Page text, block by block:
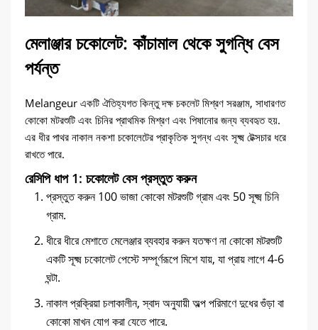
মেলাঞ্জার চকোলেট: কাঁচামাল থেকে সুগন্ধি বেস
পর্যন্ত
Melangeur একটি ঐতিহ্যগত কিন্তু দক্ষ চকলেট মিশ্রণ সরঞ্জাম, সাধারণত
কোকো মটরশুটি এবং চিনির প্রাথমিক মিশ্রণ এবং পিষানোর জন্য ব্যবহৃত হয়.
এর ধীর পাথর নাকাল নকশা চকোলেটের প্রাকৃতিক সুগন্ধ এবং সূক্ষ্ম টেক্সচার ধরে
রাখতে পারে.
রেসিপি ধাপ 1: চকোলেট বেস প্রস্তুত করুন
প্রস্তুত করুন 100 ভাজা কোকো মটরশুটি গ্রাম এবং 50 সূক্ষ্ম চিনি
গ্রাম.
ধীরে ধীরে মেশাতে মেলেঞ্জার ব্যবহার করুন যতক্ষণ না কোকো মটরশুটি
একটি সূক্ষ্ম চকোলেট পেস্টে সম্পূর্ণরূপে মিশে যায়, যা প্রায় লাগে 4-6
ঘন্টা.
নাকাল প্রক্রিয়া চলাকালীন, স্বাদ অনুযায়ী অল্প পরিমাণে দুধের গুঁড়া বা
কোকো মাখন যোগ করা যেতে পারে.